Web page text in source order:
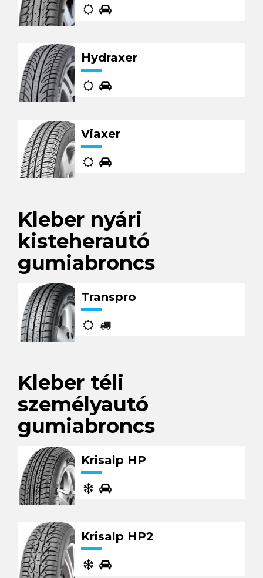
Hydraxer
Viaxer
Kleber nyári
kisteherautó
gumiabroncs
Transpro
Kleber téli
személyautó
gumiabroncs
Krisalp HP
Krisalp HP2